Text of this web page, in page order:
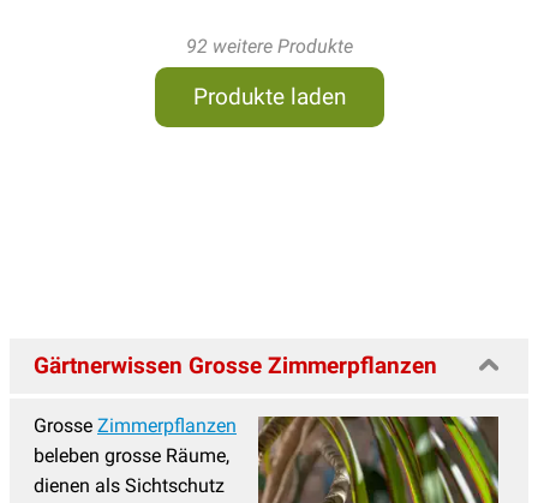
92 weitere Produkte
Produkte laden
Gärtnerwissen Grosse Zimmerpflanzen
Grosse Zimmerpflanzen
beleben grosse Räume,
dienen als Sichtschutz